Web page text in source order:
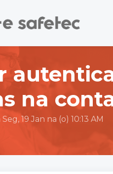
na
19 Jan na (o) 10:13 AM